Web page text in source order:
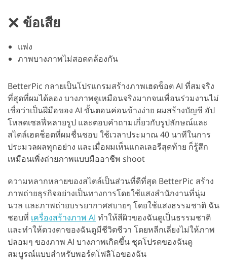
ข้อเสีย
แพ่ง
ภาพบางภาพไม่สอดคล้องกัน
BetterPic กลายเป็นโปรแกรมสร้างภาพเฮดช็อต AI ที่สมจริง
ที่สุดที่ผมได้ลอง บางภาพดูเหมือนจริงมากจนเพื่อนร่วมงานไม่
เชื่อว่าเป็นฝีมือของ AI ขั้นตอนค่อนข้างง่าย ผมสร้างบัญชี อัป
โหลดเซลฟี่หลายรูป และตอบคำถามเกี่ยวกับรูปลักษณ์และ
สไตล์เฮดช็อตที่ผมชื่นชอบ ใช้เวลาประมาณ 40 นาทีในการ
ประมวลผลทุกอย่าง และเมื่อผมเห็นแกลเลอรีสุดท้าย ก็รู้สึก
เหมือนเพิ่งถ่ายภาพแบบมืออาชีพ shoot
ความหลากหลายของสไตล์เป็นส่วนที่ดีที่สุด BetterPic สร้าง
ภาพถ่ายธุรกิจอย่างเป็นทางการโดยใช้แสงสำนักงานที่นุ่ม
นวล และภาพถ่ายบรรยากาศสบายๆ โดยใช้แสงธรรมชาติ ฉัน
ชอบที่ เครื่องสร้างภาพ AI ทำให้สีผิวของฉันดูเป็นธรรมชาติ
และทำให้ดวงตาของฉันดูมีชีวิตชีวา โดยหลีกเลี่ยงไม่ให้ภาพ
ปลอมๆ ของภาพ AI บางภาพเกิดขึ้น ชุดโปรดของฉันดู
สมบูรณ์แบบสำหรับพอร์ตโฟลิโอของฉัน